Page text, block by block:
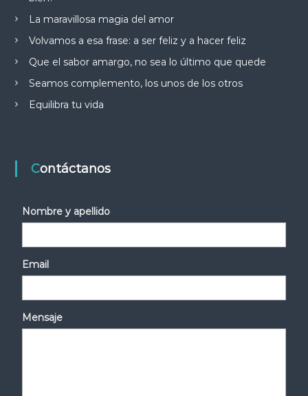
La maravillosa magia del amor
Volvamos a esa frase: a ser feliz y a hacer feliz
Que el sabor amargo, no sea lo último que quede
Seamos complemento, los unos de los otros
Equilibra tu vida
Contáctanos
Nombre y apellido
Email
Mensaje